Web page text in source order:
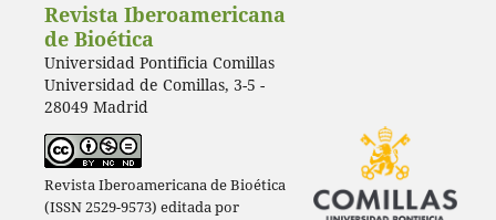
Revista Iberoamericana
de Bioética
Universidad Pontificia Comillas
Universidad de Comillas, 3-5 -
28049 Madrid
Revista Iberoamericana de Bioética
(ISSN 2529-9573) editada por